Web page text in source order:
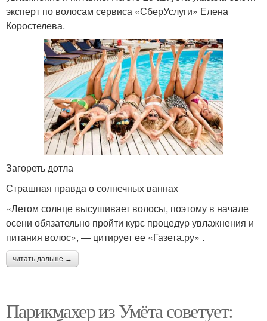
эксперт по волосам сервиса «СберУслуги» Елена
Коростелева.
Загореть дотла
Страшная правда о солнечных ваннах
«Летом солнце высушивает волосы, поэтому в начале
осени обязательно пройти курс процедур увлажнения и
питания волос», — цитирует ее «Газета.ру» .
читать дальше →
Парикмахер из Умёта советует: